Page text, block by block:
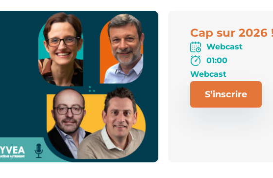
Cap sur 2026
Webcast
01:00
Webcast
S’inscrire